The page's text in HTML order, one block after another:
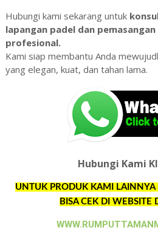
Hubungi kami sekarang untuk
lapangan padel dan
profesional.
Kami siap membantu Anda
yang elegan, kuat, dan tahan lama.
Hubungi Kami
UNTUK PRODUK KAMI LAINNYA
BISA CEK DI WEBSITE